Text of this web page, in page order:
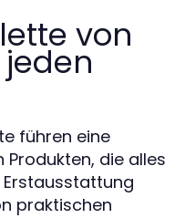
von
führen eine
die alles
praktischen